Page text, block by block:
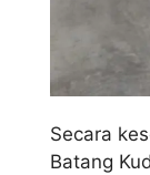
Secara
Batang